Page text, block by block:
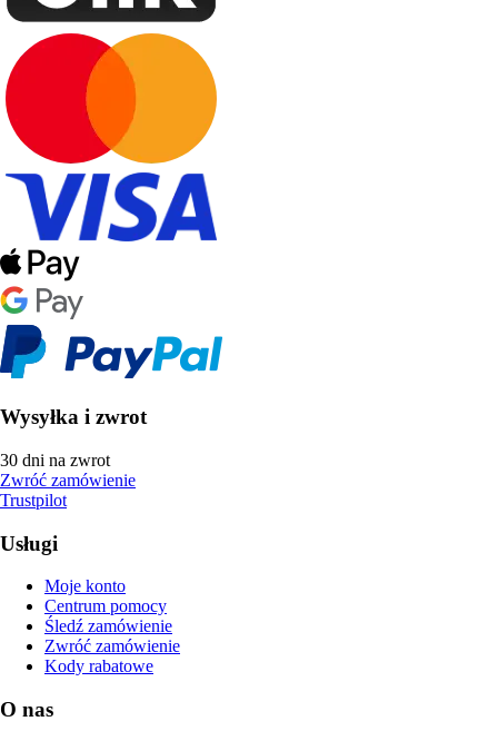
Wysyłka i zwrot
30 dni na zwrot
Zwróć zamówienie
Trustpilot
Usługi
Moje konto
Centrum pomocy
Śledź zamówienie
Zwróć zamówienie
Kody rabatowe
O nas